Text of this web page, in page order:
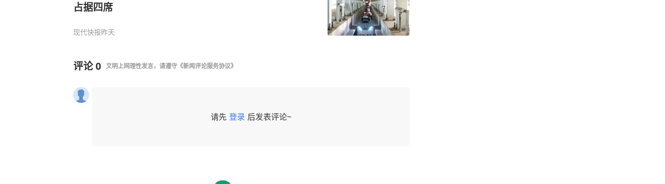
占据四席
现代快报昨天
评论0 文明上网理性发言，请遵守 《新闻评论服务协议》
请先 登录 后发表评论~